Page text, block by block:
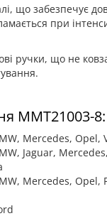
що забезпечує
при
ручки, що не
MMT21003-8:
Mercedes, Opel,
Jaguar,
Mercedes, Opel,